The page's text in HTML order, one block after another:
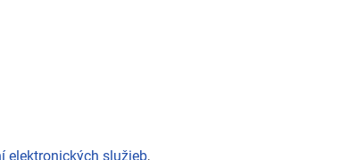
elektronických služieb,